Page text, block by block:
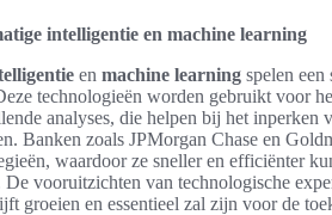
intelligentie en machine learning
en machine learning spelen
technologieën worden gebruikt voor
analyses, die helpen bij het inperken
Banken zoals JPMorgan Chase en
waardoor ze sneller en efficiënter
vooruitzichten van technologische
groeien en essentieel zal zijn voor de